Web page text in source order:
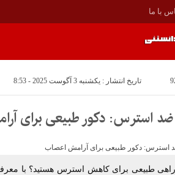
با ما
تاریخ انتشار : یکشنبه 3 آگوست 2025 - 8:53
ضد استرس: دکور طبیعی برای
راهی طبیعی برای کاهش استرس هستید؟ با